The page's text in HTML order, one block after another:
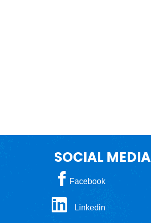
SOCIAL MEDIA
Facebook
Linkedin